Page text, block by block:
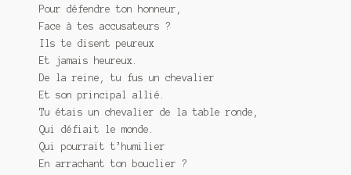
Pour défendre ton honneur,
Face à tes accusateurs ?
Ils te disent peureux
Et jamais heureux.
De la reine, tu fus un chevalier
Et son principal allié.
Tu étais un chevalier de la table ronde,
Qui défiait le monde.
Qui pourrait t’humilier
En arrachant ton bouclier ?